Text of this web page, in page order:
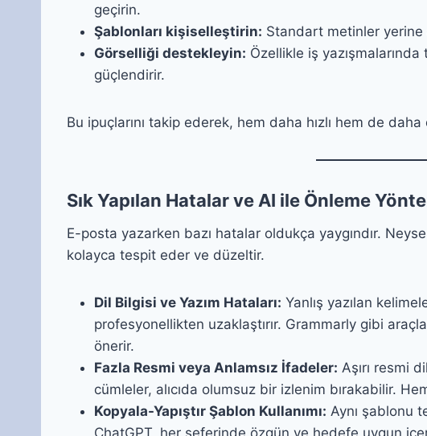
geçirin.
Şablonları kişiselleştirin: Standart metinler yerine
Görselliği destekleyin: Özellikle iş
güçlendirir.
Bu ipuçlarını takip ederek, hem daha hızlı hem de
Sık Yapılan Hatalar ve AI ile Önleme
E-posta yazarken bazı hatalar oldukça yaygındır.
kolayca tespit eder ve düzeltir.
Dil Bilgisi ve Yazım Hataları: Yanlış yazılan
profesyonellikten uzaklaştırır. Grammarly gibi
önerir.
Fazla Resmi veya Anlamsız İfadeler: Aşırı resmi
cümleler, alıcıda olumsuz bir izlenim bırakabilir.
Kopyala-Yapıştır Şablon Kullanımı: Aynı şablonu
ChatGPT, her seferinde özgün ve hedefe uygun